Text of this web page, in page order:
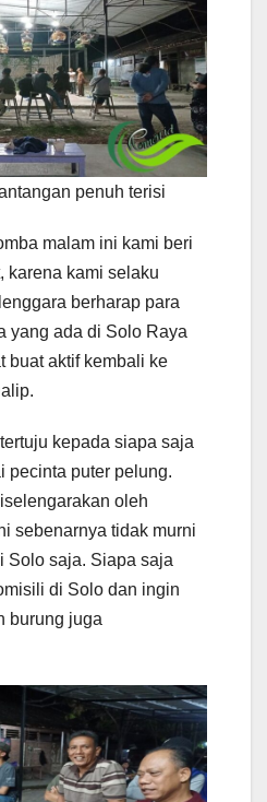
penuh terisi
malam ini kami beri
karena kami selaku
berharap para
yang ada di Solo Raya
buat aktif kembali ke
kepada siapa saja
pecinta puter pelung.
oleh
sebenarnya tidak murni
Solo saja. Siapa saja
di Solo dan ingin
burung juga